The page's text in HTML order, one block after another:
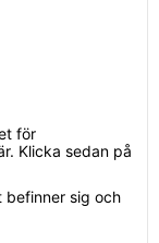
för
Klicka sedan på
befinner sig och